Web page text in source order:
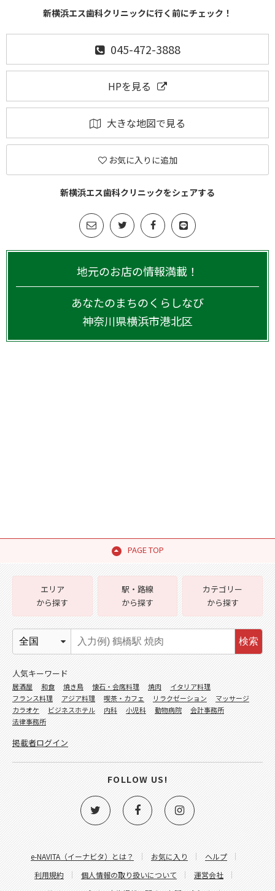
新横浜エス歯科クリニックに行く前にチェック！
045-472-3888
HPを見る
大きな地図で見る
お気に入りに追加
新横浜エス歯科クリニックをシェアする
地元のお店の情報満載！
あなたのまちのくらしなび
神奈川県横浜市港北区
PAGE TOP
e-NAVITA（イーナビタ）とは？ お気に入り
ヘルプ
利用規約
個人情報の取り扱いについて
運営会社
エリア
から探す
駅・路線
から探す
カテゴリー
から探す
検索
人気キーワード
居酒屋 和食 焼き鳥 懐石・会席料理 焼肉
イタリア料理
フランス料理
アジア料理 喫茶・カフェ リラクゼーション
マッサージ
カラオケ
ビジネスホテル 内科 小児科 動物病院
会計事務所
法律事務所
掲載者ログイン
FOLLOW US!